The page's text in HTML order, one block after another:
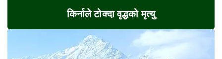
किर्नाले टोक्दा वृद्धको मृत्यु